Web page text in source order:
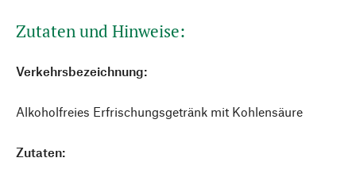
Zutaten und Hinweise:
Verkehrsbezeichnung:
Alkoholfreies Erfrischungsgetränk mit Kohlensäure
Zutaten: